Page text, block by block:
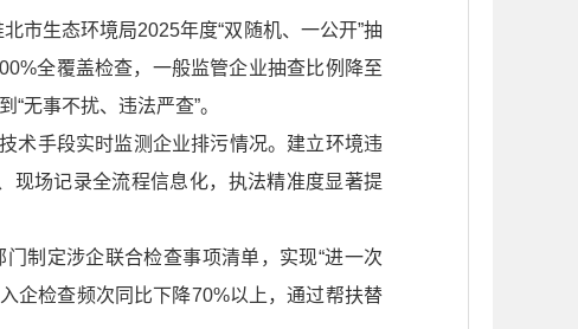
市生态环境局2025年度“双随机、一公开”抽
全覆盖检查，一般监管企业抽查比例降至
无事不扰、违法严查”。
术手段实时监测企业排污情况。建立环境违
现场记录全流程信息化，执法精准度显著提
制定涉企联合检查事项清单，实现“进一次
企检查频次同比下降70%以上，通过帮扶替